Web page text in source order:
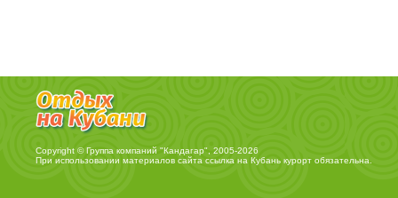
Copyright © Группа компаний "Кандагар", 2005-2026
При использовании материалов сайта ссылка на Кубань курортобязательна.